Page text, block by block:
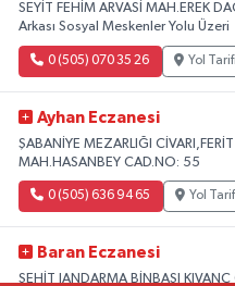
SEYİT FEHİM ARVASİ MAH.EREK
Arkası Sosyal Meskenler Yolu Üzeri
0 (505) 070 35 26 Yol
Ayhan Eczanesi
ŞABANİYE MEZARLIĞI
MAH.HASANBEY CAD.NO: 55
0 (505) 636 94 65 Yol
Baran Eczanesi
ŞEHİT JANDARMA BİNBAŞI KIVANÇ